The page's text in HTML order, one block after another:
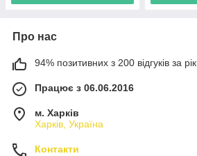
Про нас
94% позитивних з 200 відгуків за рік
Працює з 06.06.2016
м. Харків
Харків, Україна
Контакти